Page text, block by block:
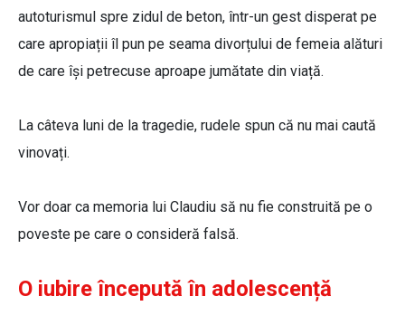
autoturismul spre zidul de beton, într-un gest disperat pe
care apropiații îl pun pe seama divorțului de femeia alături
de care își petrecuse aproape jumătate din viață.
La câteva luni de la tragedie, rudele spun că nu mai caută
vinovați.
Vor doar ca memoria lui Claudiu să nu fie construită pe o
poveste pe care o consideră falsă.
O iubire începută în adolescență